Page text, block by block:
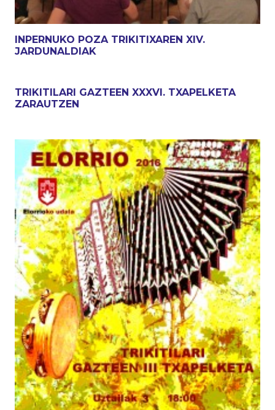
INPERNUKO POZA TRIKITIXAREN XIV.
JARDUNALDIAK
TRIKITILARI GAZTEEN XXXVI. TXAPELKETA
ZARAUTZEN